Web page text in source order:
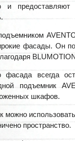
и
фасады. Он
фасада всегда
подъемник
шкафов.
можно
пространство.